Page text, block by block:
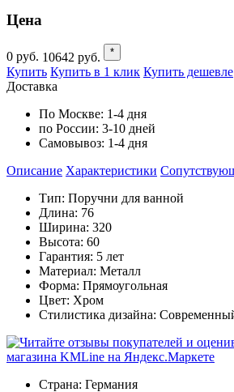
Цена
0 руб. 10642 руб. *
Купить Купить в 1 клик Купить дешевле
Доставка
По Москве: 1-4 дня
по России: 3-10 дней
Самовывоз: 1-4 дня
Описание Характеристики
Тип: Поручни для ванной
Длина: 76
Ширина: 320
Высота: 60
Гарантия: 5 лет
Материал: Металл
Форма: Прямоугольная
Цвет: Хром
Стилистика дизайна:
Страна: Германия